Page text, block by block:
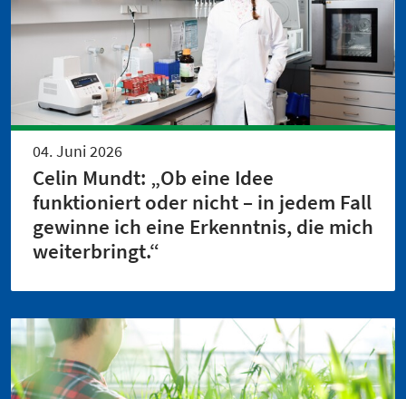
04. Juni 2026
Celin Mundt: „Ob eine Idee
funktioniert oder nicht – in jedem Fall
gewinne ich eine Erkenntnis, die mich
weiterbringt.“